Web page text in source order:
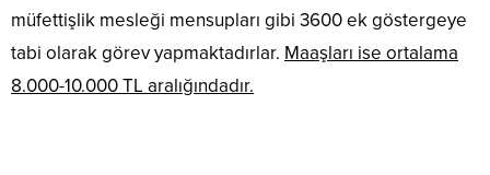
müfettişlik mesleği mensupları gibi 3600 ek göstergeye
tabi olarak görev yapmaktadırlar. Maaşları ise ortalama
8.000-10.000 TL aralığındadır.